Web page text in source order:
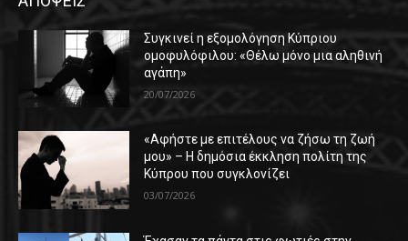
Συγκινεί η εξομολόγηση Κύπριου
ομοφυλόφιλου: «Θέλω μόνο μια αληθινή
αγάπη»
20/07/2026
«Αφήστε με επιτέλους να ζήσω τη ζωή
μου» – Η δημόσια έκκληση πολίτη της
Κύπρου που συγκλονίζει
03/07/2026